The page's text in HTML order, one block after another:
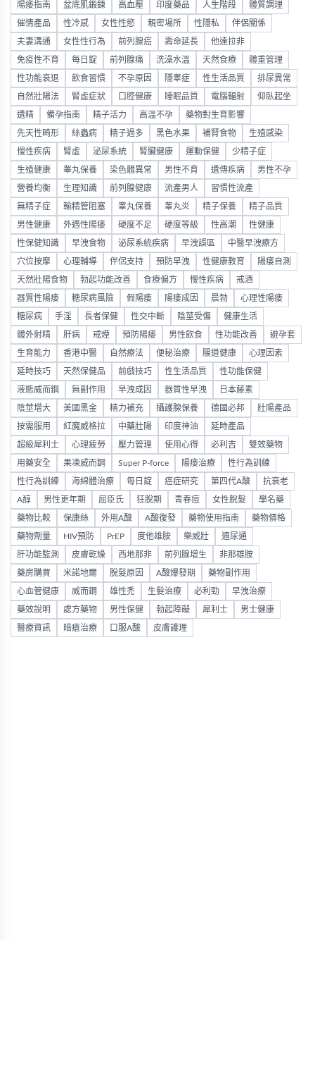
陽痿指南 盆底肌鍛鍊 高血壓 印度藥品 人生階段 體質調理
催情產品 性冷感 女性性慾 親密場所 性隱私 伴侶關係
夫妻溝通 女性性行為 前列腺癌 壽命延長 他達拉非
免疫性不育 每日錠 前列腺痛 洗澡水溫 天然食療 體重管理
性功能衰退 飲食習慣 不孕原因 隱睾症 性生活品質 排尿異常
自然壯陽法 腎虛症狀 口腔健康 睡眠品質 電腦輻射 仰臥起坐
遺精 備孕指南 精子活力 高溫不孕 藥物對生育影響
先天性畸形 絲蟲病 精子過多 黑色水果 補腎食物 生殖感染
慢性疾病 腎虛 泌尿系統 腎臟健康 運動保健 少精子症
生殖健康 睾丸保養 染色體異常 男性不育 遺傳疾病 男性不孕
營養均衡 生理知識 前列腺健康 流產男人 習慣性流產
無精子症 輸精管阻塞 睾丸保養 睾丸炎 精子保養 精子品質
男性健康 外遇性陽痿 硬度不足 硬度等級 性高潮 性健康
性保健知識 早洩食物 泌尿系統疾病 早洩誤區 中醫早洩療方
穴位按摩 心理輔導 伴侶支持 預防早洩 性健康教育 陽痿自測
天然壯陽食物 勃起功能改善 食療偏方 慢性疾病 戒酒
器質性陽痿 糖尿病風險 假陽痿 陽痿成因 晨勃 心理性陽痿
糖尿病 手淫 長者保健 性交中斷 陰莖受傷 健康生活
體外射精 肝病 戒煙 預防陽痿 男性飲食 性功能改善 避孕套
生育能力 香港中醫 自然療法 便秘治療 腸道健康 心理因素
延時技巧 天然保健品 前戲技巧 性生活品質 性功能保健
液態威而鋼 無副作用 早洩成因 器質性早洩 日本藤素
陰莖增大 美國黑金 精力補充 攝護腺保養 德國必邦 壯陽產品
按需服用 紅魔威格拉 中藥壯陽 印度神油 延時產品
超級犀利士 心理疲勞 壓力管理 使用心得 必利吉 雙效藥物
用藥安全 果凍威而鋼 Super P-force 陽痿治療 性行為訓練
性行為訓練 海綿體治療 每日錠 癌症研究 第四代A酸 抗衰老
A醇 男性更年期 屈臣氏 狂脫期 青春痘 女性脫髮 學名藥
藥物比較 保康絲 外用A酸 A酸復發 藥物使用指南 藥物價格
藥物劑量 HIV預防 PrEP 度他雄胺 樂威壯 適尿通
肝功能監測 皮膚乾燥 西地那非 前列腺增生 非那雄胺
藥房購買 米諾地爾 脫髮原因 A酸爆發期 藥物副作用
心血管健康 威而鋼 雄性禿 生髮治療 必利勁 早洩治療
藥效說明 處方藥物 男性保健 勃起障礙 犀利士 男士健康
醫療資訊 暗瘡治療 口服A酸 皮膚護理